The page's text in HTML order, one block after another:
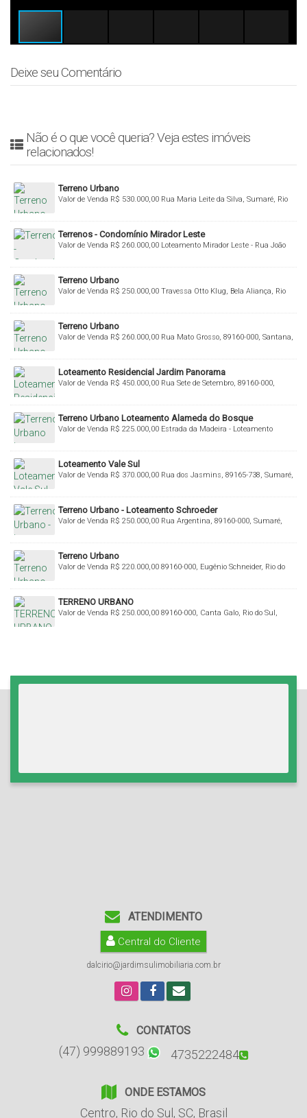
Deixe seu Comentário
Não é o que você queria? Veja estes imóveis
relacionados!
Terreno Urbano
R$ 530.000,00
Valor de Venda
Rua Maria Leite da Silva, Sumaré, Rio
Terrenos - Condomínio Mirador Leste
R$ 260.000,00
Valor de Venda
Loteamento Mirador Leste - Rua João
Brasil
Terreno Urbano
R$ 250.000,00
Valor de Venda
Travessa Otto Klug, Bela Aliança, Rio
Terreno Urbano
R$ 260.000,00
Valor de Venda
Rua Mato Grosso, 89160-000, Santana,
Loteamento Residencial Jardim Panorama
R$ 450.000,00
Valor de Venda
Rua Sete de Setembro, 89160-000,
Terreno Urbano Loteamento Alameda do Bosque
R$ 225.000,00
Valor de Venda
Estrada da Madeira - Loteamento
Brasil
Loteamento Vale Sul
R$ 370.000,00
Valor de Venda
Rua dos Jasmins, 89165-738, Sumaré,
Terreno Urbano - Loteamento Schroeder
R$ 250.000,00
Valor de Venda
Rua Argentina, 89160-000, Sumaré,
Terreno Urbano
R$ 220.000,00
Valor de Venda
89160-000, Eugênio Schneider, Rio do
TERRENO URBANO
R$ 250.000,00
Valor de Venda
89160-000, Canta Galo, Rio do Sul,
ATENDIMENTO
Central do Cliente
dalcirio@jardimsulimobiliaria.com.br
CONTATOS
(47) 999889193 4735222484
ONDE ESTAMOS
Centro, Rio do Sul , SC, Brasil